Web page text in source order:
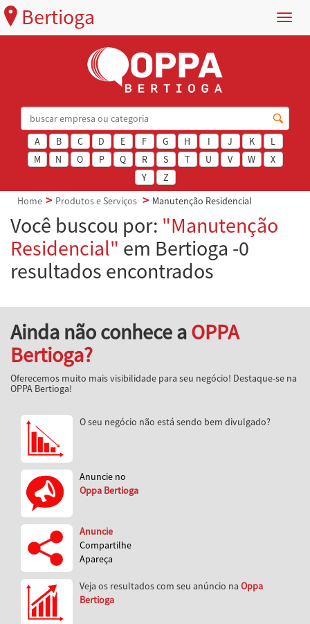
Menu
Bertioga
A B C D E F G H I J K
L
M
N O P Q R S T U V W
X
Y
Z
Home
Produtos e Serviços Manutenção Residencial
Você buscou por: "Manutenção
Residencial" em Bertioga -0
resultados encontrados
Ainda não conhece aOPPA
Bertioga?
Oferecemos muito mais visibilidade para seu negócio! Destaque-se na
OPPA Bertioga!
O seu negócio não está sendo bem divulgado?
Anuncie no
Oppa Bertioga
Anuncie
Compartilhe
Apareça
Veja os resultados com seu anúncio na Oppa
Bertioga